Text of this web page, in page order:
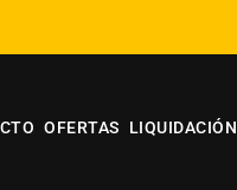
OFERTAS LIQUIDACIÓN